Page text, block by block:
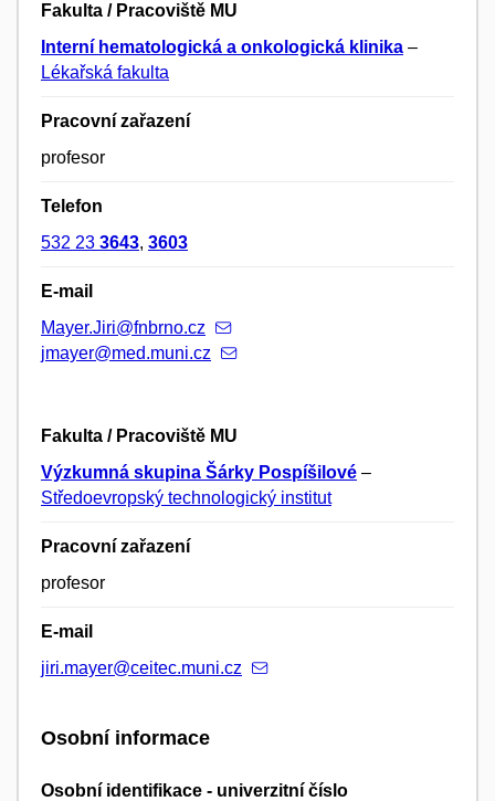
Fakulta / Pracoviště MU
Interní hematologická a onkologická klinika –
Lékařská fakulta
Pracovní zařazení
profesor
Telefon
532 23 3643, 3603
E-mail
Mayer.Jiri@fnbrno.cz
jmayer@med.muni.cz
Fakulta / Pracoviště MU
Výzkumná skupina Šárky Pospíšilové –
Středoevropský technologický institut
Pracovní zařazení
profesor
E-mail
jiri.mayer@ceitec.muni.cz
Osobní informace
Osobní identifikace - univerzitní číslo